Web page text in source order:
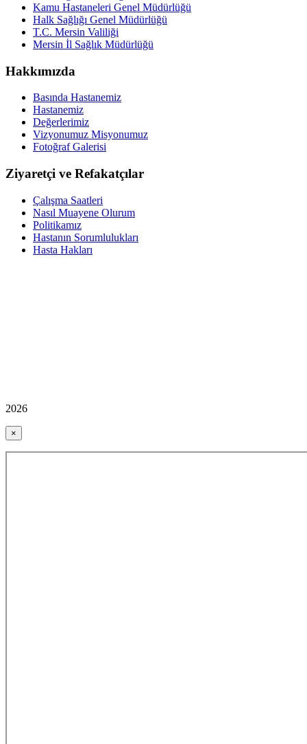
Kamu Hastaneleri Genel Müdürlüğü
Halk Sağlığı Genel Müdürlüğü
T.C. Mersin Valiliği
Mersin İl Sağlık Müdürlüğü
Hakkımızda
Basında Hastanemiz
Hastanemiz
Değerlerimiz
Vizyonumuz Misyonumuz
Fotoğraf Galerisi
Ziyaretçi ve Refakatçılar
Çalışma Saatleri
Nasıl Muayene Olurum
Politikamız
Hastanın Sorumlulukları
Hasta Hakları
2026
×